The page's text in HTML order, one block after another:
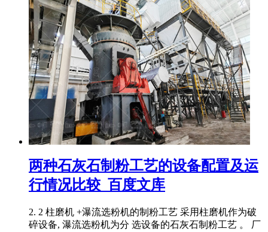
两种石灰石制粉工艺的设备配置及运
行情况比较_百度文库
2. 2 柱磨机 +瀑流选粉机的制粉工艺 采用柱磨机作为破
碎设备, 瀑流选粉机为分 选设备的石灰石制粉工艺 。 厂